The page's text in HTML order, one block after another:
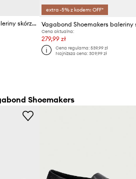
Vagabond Shoemakers baleriny skórzane HERMINE
extra -5% z kodem: OFF*
Cena aktualna:
279,99 zł
Cena regularna: 539,99 zł
Najniższa cena: 309,99 zł
Shoemakers